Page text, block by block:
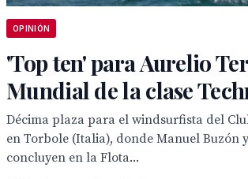
OPINIÓN
'Top ten' para Aurelio
Mundial de la clase
Décima plaza para el windsurfista del
en Torbole (Italia), donde Manuel Buzón
concluyen en la Flota...